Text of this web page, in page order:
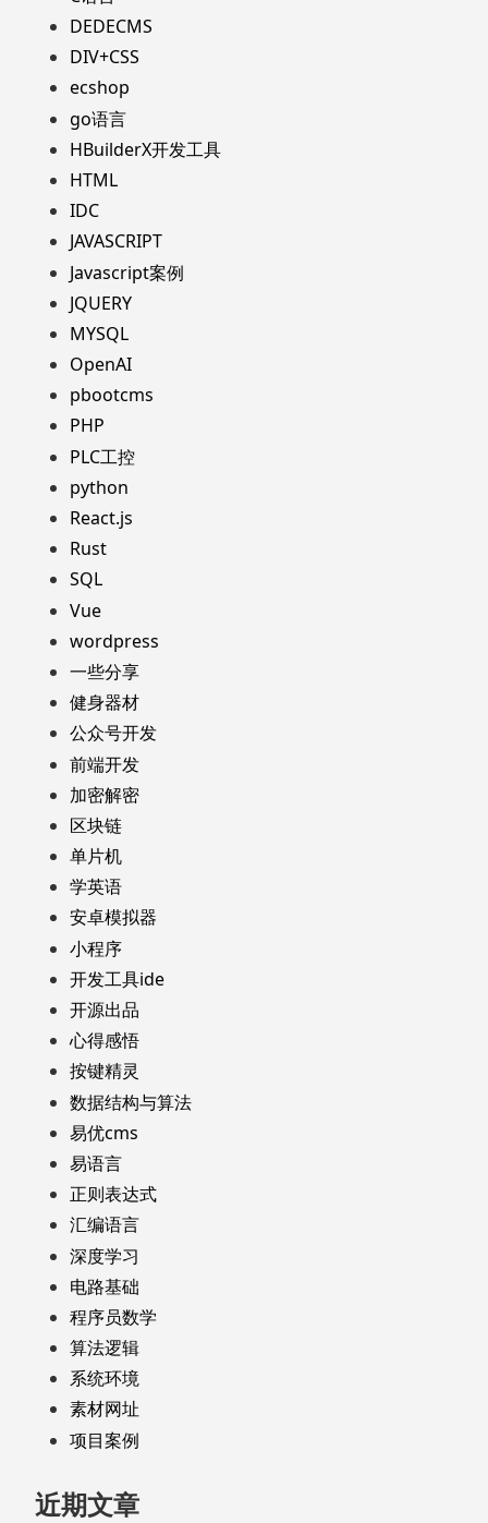
DEDECMS
DIV+CSS
ecshop
go语言
HBuilderX开发工具
HTML
IDC
JAVASCRIPT
Javascript案例
JQUERY
MYSQL
OpenAI
pbootcms
PHP
PLC工控
python
React.js
Rust
SQL
Vue
wordpress
一些分享
健身器材
公众号开发
前端开发
加密解密
区块链
单片机
学英语
安卓模拟器
小程序
开发工具ide
开源出品
心得感悟
按键精灵
数据结构与算法
易优cms
易语言
正则表达式
汇编语言
深度学习
电路基础
程序员数学
算法逻辑
系统环境
素材网址
项目案例
近期文章